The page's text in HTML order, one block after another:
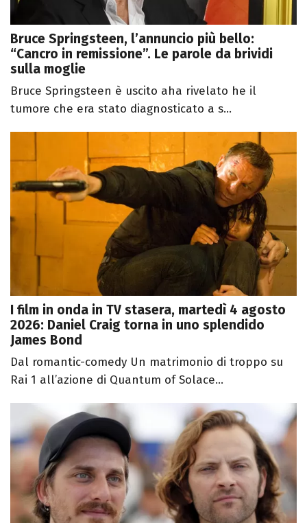
Bruce Springsteen, l’annuncio più bello:
“Cancro in remissione”. Le parole da brividi
sulla moglie
Bruce Springsteen è uscito aha rivelato he il
tumore che era stato diagnosticato a s...
I film in onda in TV stasera, martedì 4 agosto
2026: Daniel Craig torna in uno splendido
James Bond
Dal romantic-comedy Un matrimonio di troppo su
Rai 1 all’azione di Quantum of Solace...